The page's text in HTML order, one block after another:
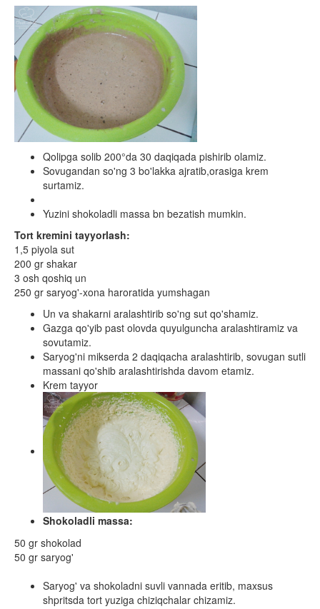
Qolipga solib 200°da 30 daqiqada pishirib olamiz.
Sovugandan so'ng 3 bo'lakka ajratib,orasiga krem
surtamiz.
Yuzini shokoladli massa bn bezatish mumkin.
Tort kremini tayyorlash:
1,5 piyola sut
200 gr shakar
3 osh qoshiq un
250 gr saryog'-xona haroratida yumshagan
Un va shakarni aralashtirib so'ng sut qo'shamiz.
Gazga qo'yib past olovda quyulguncha aralashtiramiz va
sovutamiz.
Saryog'ni mikserda 2 daqiqacha aralashtirib, sovugan sutli
massani qo'shib aralashtirishda davom etamiz.
Krem tayyor
Shokoladli massa:
50 gr shokolad
50 gr saryog'
Saryog' va shokoladni suvli vannada eritib, maxsus
shpritsda tort yuziga chiziqchalar chizamiz.